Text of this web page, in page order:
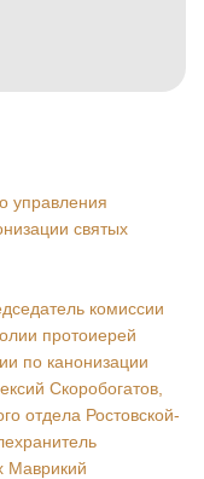
управления
святых
комиссии
протоиерей
по канонизации
Скоробогатов,
отдела Ростовской-
Маврикий